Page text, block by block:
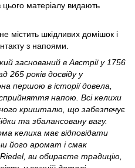
матеріалу видають
містить шкідливих домішок і
з напоями.
заснований в Австрії у 1756
265 років досвіду у
першою в історії довела,
напою. Всі келихи
кришталю, що забезпечує
та збалансовану вагу.
келиха має відповідати
його аромат і смак
ви обираєте традицію,